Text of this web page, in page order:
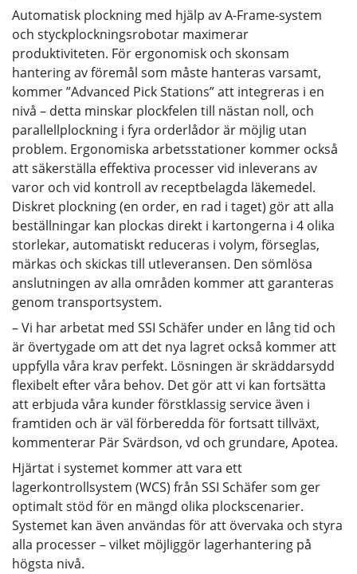
Automatisk plockning med hjälp av A-Frame-system
och styckplockningsrobotar maximerar
produktiviteten. För ergonomisk och skonsam
hantering av föremål som måste hanteras varsamt,
kommer ”Advanced Pick Stations” att integreras i en
nivå – detta minskar plockfelen till nästan noll, och
parallellplockning i fyra orderlådor är möjlig utan
problem. Ergonomiska arbetsstationer kommer också
att säkerställa effektiva processer vid inleverans av
varor och vid kontroll av receptbelagda läkemedel.
Diskret plockning (en order, en rad i taget) gör att alla
beställningar kan plockas direkt i kartongerna i 4 olika
storlekar, automatiskt reduceras i volym, förseglas,
märkas och skickas till utleveransen. Den sömlösa
anslutningen av alla områden kommer att garanteras
genom transportsystem.
– Vi har arbetat med SSI Schäfer under en lång tid och
är övertygade om att det nya lagret också kommer att
uppfylla våra krav perfekt. Lösningen är skräddarsydd
flexibelt efter våra behov. Det gör att vi kan fortsätta
att erbjuda våra kunder förstklassig service även i
framtiden och är väl förberedda för fortsatt tillväxt,
kommenterar Pär Svärdson, vd och grundare, Apotea.
Hjärtat i systemet kommer att vara ett
lagerkontrollsystem (WCS) från SSI Schäfer som ger
optimalt stöd för en mängd olika plockscenarier.
Systemet kan även användas för att övervaka och styra
alla processer – vilket möjliggör lagerhantering på
högsta nivå.